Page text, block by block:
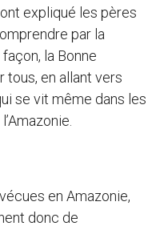
expliqué les pères
par la
la Bonne
tous, en allant vers
se vit même dans les
en Amazonie,
donc de